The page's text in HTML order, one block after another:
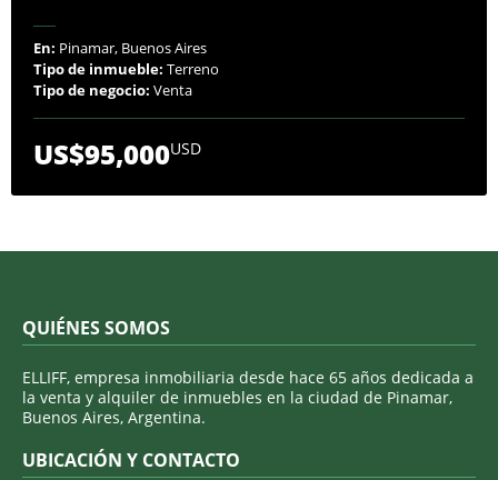
En: Pinamar, Buenos Aires
Tipo de inmueble: Terreno
Tipo de negocio: Venta
US$95,000USD
QUIÉNES SOMOS
ELLIFF, empresa inmobiliaria desde hace 65 años dedicada a
la venta y alquiler de inmuebles en la ciudad de Pinamar,
Buenos Aires, Argentina.
UBICACIÓN Y CONTACTO